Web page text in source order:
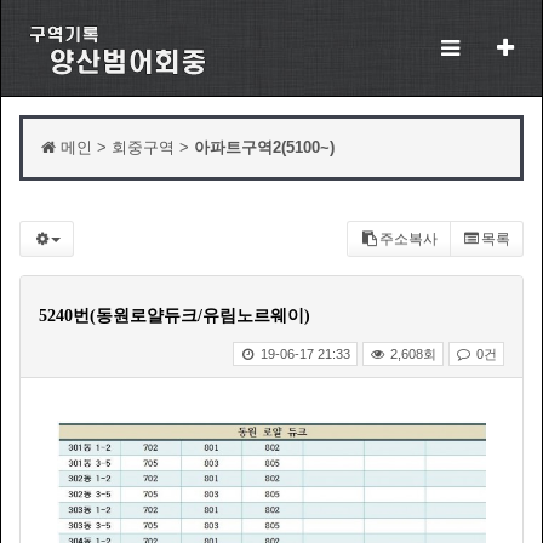
메인 > 회중구역 > 아파트구역2(5100~)
주소복사 목록
5240번(동원로얄듀크/유림노르웨이)
19-06-17 21:33 2,608회 0건